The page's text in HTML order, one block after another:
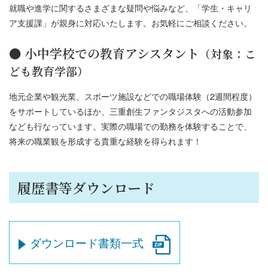
就職や進学に関するさまざまな疑問や悩みなど、「学生・キャリ
ア支援課」が親身に対応いたします。お気軽にご相談ください。
● 小中学校での教育アシスタント （対象：こ
ども教育学部）
地元企業や観光業、スポーツ施設などでの職場体験（2週間程度）
をサポートしているほか、三重創生ファンタジスタへの活動参加
なども行なっています。実際の職場での勤務を体験することで、
将来の職業観を形成する貴重な経験を得られます！
履歴書等ダウンロード
ダウンロード書類一式